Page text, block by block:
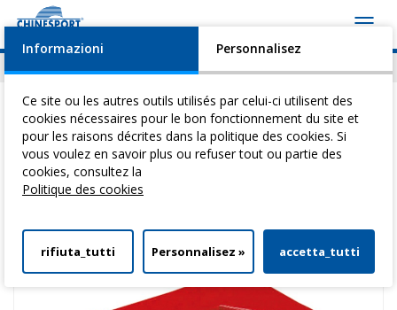
Actualités Evénements Video Download
Vous êtes ici: Home>Tables Pour ThéRapie>Coussins Posturaux
Coussin Avec Trou 40 X 34 X 9 H Cm
Informazioni Personnalisez
Ce site ou les autres outils utilisés par celui-ci utilisent des
cookies nécessaires pour le bon fonctionnement du site et
pour les raisons décrites dans la politique des cookies. Si
vous voulez en savoir plus ou refuser tout ou partie des
cookies, consultez la
Politique des cookies
rifiuta_tutti Personnalisez » accetta_tutti